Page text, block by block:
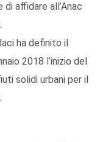
affidare all’Anac
ha definito il
2018 l’inizio del
solidi urbani per il